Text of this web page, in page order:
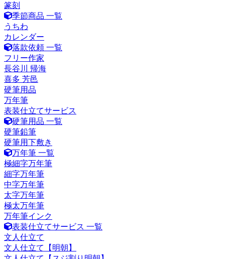
篆刻
季節商品 一覧
うちわ
カレンダー
落款依頼 一覧
フリー作家
長谷川 帰海
喜多 芳邑
硬筆用品
万年筆
表装仕立てサービス
硬筆用品 一覧
硬筆鉛筆
硬筆用下敷き
万年筆 一覧
極細字万年筆
細字万年筆
中字万年筆
太字万年筆
極太万年筆
万年筆インク
表装仕立てサービス 一覧
文人仕立て
文人仕立て【明朝】